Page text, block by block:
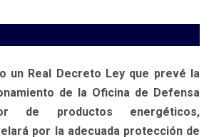
un Real Decreto Ley que prevé la
de la Oficina de Defensa
de productos energéticos,
por la adecuada protección de